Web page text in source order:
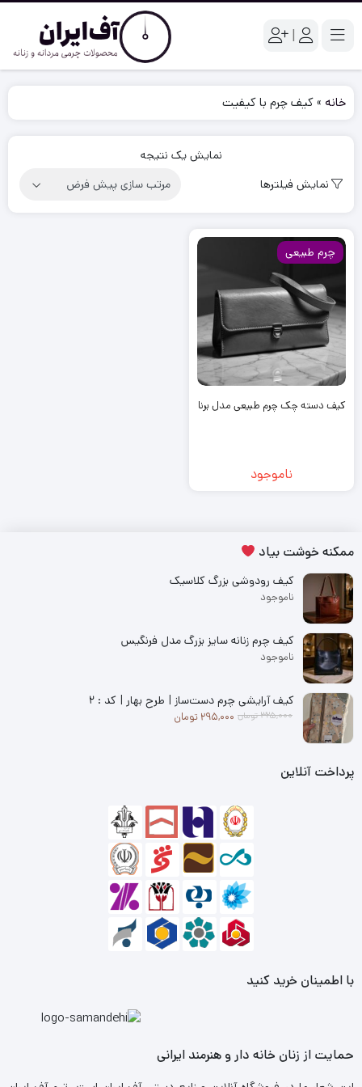
|
خانه »کیف چرم با کیفیت
نمایش یک نتیجه
نمایش فیلترها
چرم طبیعی
کیف دسته چک چرم طبیعی مدل برنا
ناموجود
ممکنه خوشت بیاد
کیف رودوشی بزرگ کلاسیک
ناموجود
کیف چرم زنانه سایز بزرگ مدل فرنگیس
ناموجود
کیف آرایشی چرم دست‌ساز | طرح بهار | کد : ۲
325,000تومان
قیمت اصلی: 325,000 تومان بود.295,000 تومان قیمت فعلی: 295,000 تومان.
پرداخت آنلاین
با اطمینان خرید کنید
حمایت از زنان خانه دار و هنرمند ایرانی